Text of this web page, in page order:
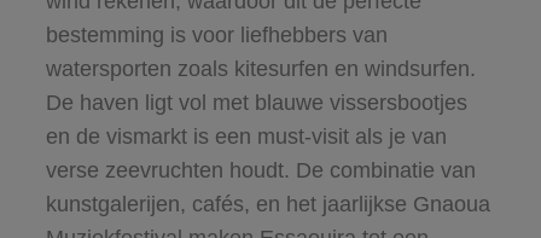
bestemming is voor liefhebbers van
watersporten zoals kitesurfen en windsurfen.
De haven ligt vol met blauwe vissersbootjes
en de vismarkt is een must-visit als je van
verse zeevruchten houdt. De combinatie van
kunstgalerijen, cafés, en het jaarlijkse Gnaoua